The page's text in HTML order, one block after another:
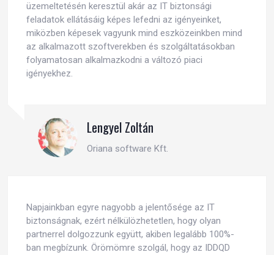
üzemeltetésén keresztül akár az IT biztonsági
feladatok ellátásáig képes lefedni az igényeinket,
miközben képesek vagyunk mind eszközeinkben mind
az alkalmazott szoftverekben és szolgáltatásokban
folyamatosan alkalmazkodni a változó piaci
igényekhez.
Lengyel Zoltán
Oriana software Kft.
Napjainkban egyre nagyobb a jelentősége az IT
biztonságnak, ezért nélkülözhetetlen, hogy olyan
partnerrel dolgozzunk együtt, akiben legalább 100%-
ban megbízunk. Örömömre szolgál, hogy az IDDQD